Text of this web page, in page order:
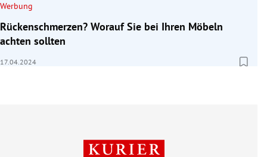
Werbung
Rückenschmerzen? Worauf Sie bei Ihren Möbeln
achten sollten
17.04.2024